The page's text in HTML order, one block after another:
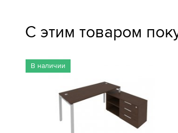
С этим товаром
В наличии